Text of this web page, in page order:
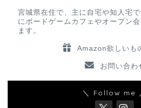
宮城県在住で、主に自宅や知人宅
にボードゲームカフェやオープン
ます。
Amazon欲しいも
お問い合わ
＼ Follow me